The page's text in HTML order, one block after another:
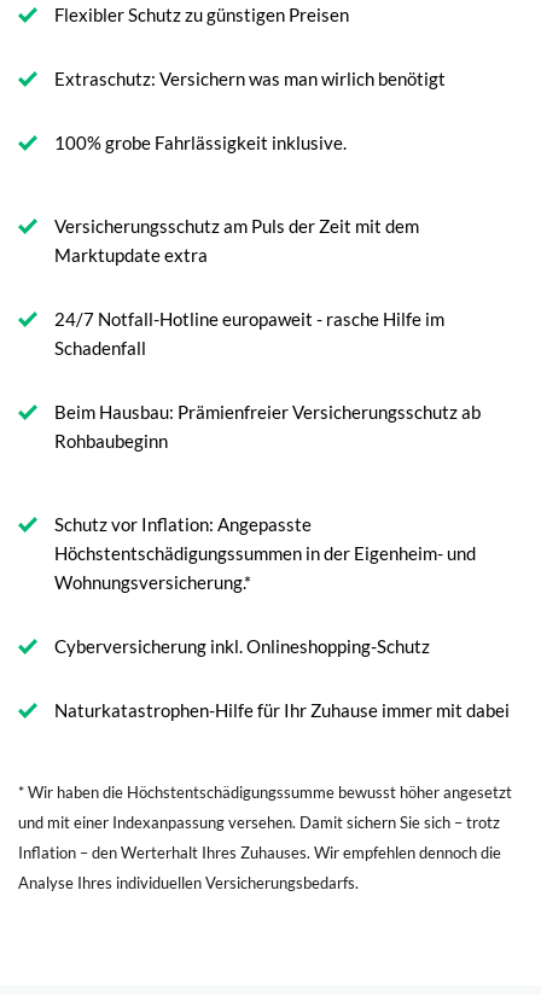
Flexibler Schutz zu günstigen Preisen
Extraschutz: Versichern was man wirlich benötigt
100% grobe Fahrlässigkeit inklusive.
Versicherungsschutz am Puls der Zeit mit dem
Marktupdate extra
24/7 Notfall-Hotline europaweit - rasche Hilfe im
Schadenfall
Beim Hausbau: Prämienfreier Versicherungsschutz ab
Rohbaubeginn
Schutz vor Inflation: Angepasste
Höchstentschädigungssummen in der Eigenheim- und
Wohnungsversicherung.*
Cyberversicherung inkl. Onlineshopping-Schutz
Naturkatastrophen-Hilfe für Ihr Zuhause immer mit dabei
* Wir haben die Höchstentschädigungssumme bewusst höher angesetzt
und mit einer Indexanpassung versehen. Damit sichern Sie sich – trotz
Inflation – den Werterhalt Ihres Zuhauses. Wir empfehlen dennoch die
Analyse Ihres individuellen Versicherungsbedarfs.